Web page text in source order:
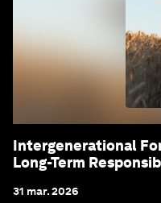
Intergenerational
Long-Term
31 mar. 2026